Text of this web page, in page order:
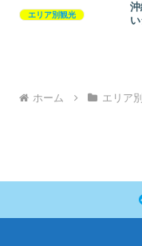
エリア別観光
ホーム エリア